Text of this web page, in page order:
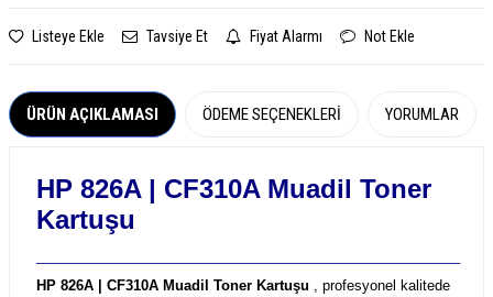
Listeye Ekle Tavsiye Et Fiyat Alarmı Not Ekle
ÜRÜN AÇIKLAMASI ÖDEME SEÇENEKLERI YORUMLAR
HP 826A | CF310A Muadil Toner
Kartuşu
HP 826A | CF310A Muadil Toner Kartuşu
, profesyonel kalitede